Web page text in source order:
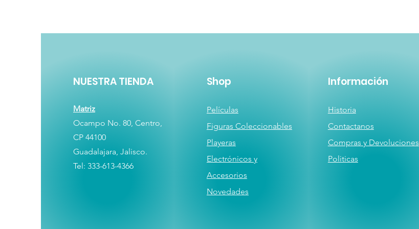
NUESTRA TIENDA
Matriz
Ocampo No. 80, Centro,
CP 44100
Guadalajara, Jalisco.
Tel: 333-613-4366
Shop
Películas
Figuras Coleccionables
Playeras
Electrónicos y
Accesorios
Novedades
Información
Historia
Contactanos
Compras y Devoluciones
Politicas